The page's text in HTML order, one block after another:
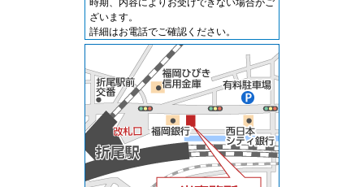
時期、内容によりお受けできない場合がご
ざいます。
詳細はお電話でご確認ください。